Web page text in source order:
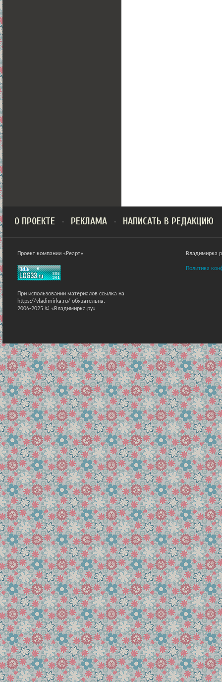
О ПРОЕКТЕ РЕКЛАМА НАПИСАТЬ В РЕДАКЦИЮ
Проект компании «Реарт»
При использовании материалов ссылка на
https://vladimirka.ru/ обязательна.
2006-2025 © «Владимирка.ру»
Владимирка
Политика